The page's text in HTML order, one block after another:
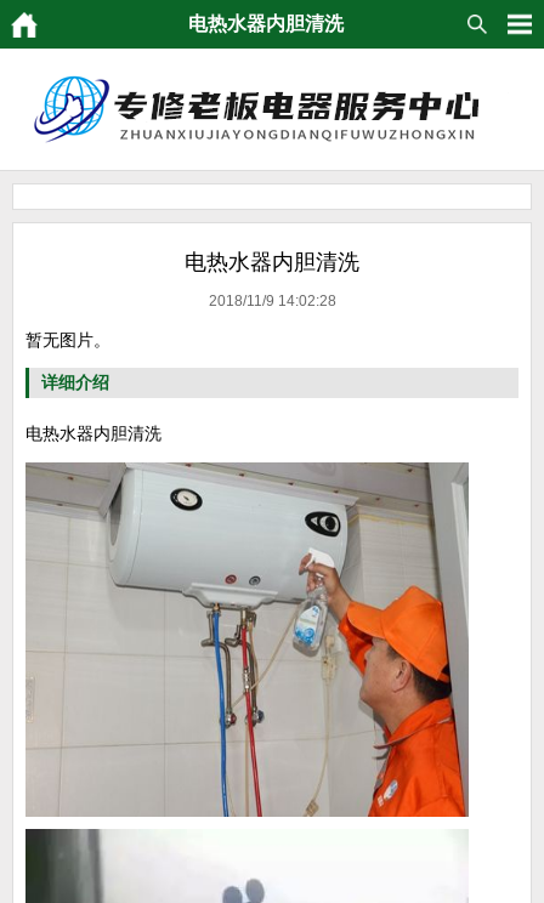
电热水器内胆清洗
电热水器内胆清洗
2018/11/9 14:02:28
暂无图片。
详细介绍
电热水器内胆清洗